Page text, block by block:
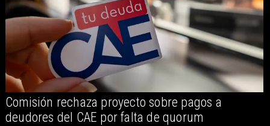
Comisión rechaza proyecto sobre pagos a
deudores del CAE por falta de quorum